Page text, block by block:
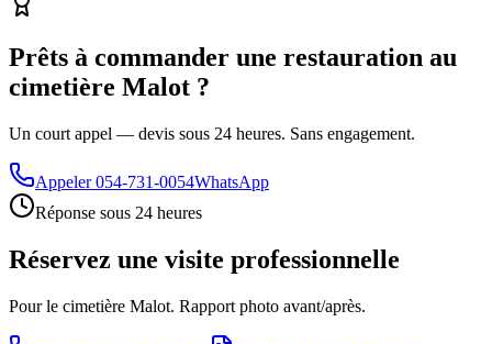
Prêts à commander une restauration au
cimetière Malot ?
Un court appel — devis sous 24 heures. Sans engagement.
Appeler 054-731-0054WhatsApp
Réponse sous 24 heures
Réservez une visite professionnelle
Pour le cimetière Malot. Rapport photo avant/après.